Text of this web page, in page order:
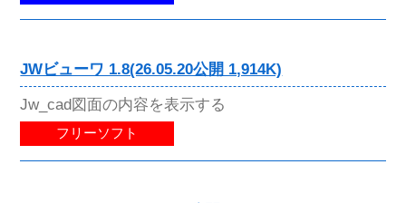
JWビューワ 1.8(26.05.20公開 1,914K)
Jw_cad図面の内容を表示する
フリーソフト